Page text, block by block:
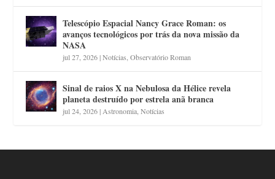
Telescópio Espacial Nancy Grace Roman: os
avanços tecnológicos por trás da nova missão da
NASA
jul 27, 2026|Notícias ,Observatório Roman
Sinal de raios X na Nebulosa da Hélice revela
planeta destruído por estrela anã branca
jul 24, 2026| Astronomia ,Notícias